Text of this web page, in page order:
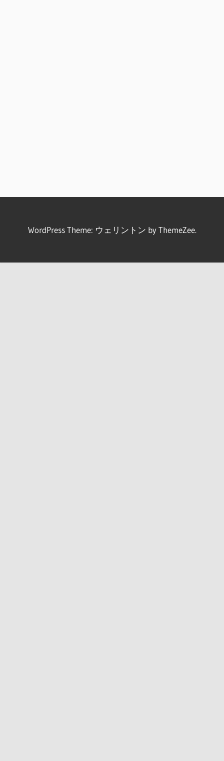
WordPress Theme: ウェリントン by ThemeZee.